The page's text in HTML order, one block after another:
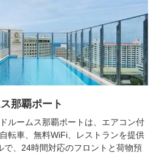
那覇ポート
ルームス那覇ポートは、エアコン付
転車、無料WiFi、レストランを提供
で、24時間対応のフロントと荷物預